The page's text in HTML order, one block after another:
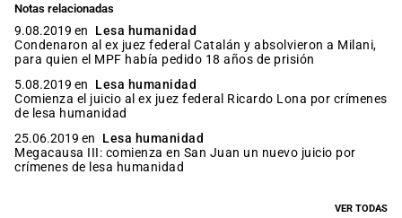
Notas relacionadas
9.08.2019 en
Lesa humanidad
Condenaron al ex juez federal Catalán y absolvieron a Milani,
para quien el MPF había pedido 18 años de prisión
5.08.2019 en
Lesa humanidad
Comienza el juicio al ex juez federal Ricardo Lona por crímenes
de lesa humanidad
25.06.2019 en
Lesa humanidad
Megacausa III: comienza en San Juan un nuevo juicio por
crímenes de lesa humanidad
VER TODAS